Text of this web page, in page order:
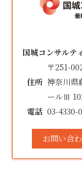
国城コンサルテ
住所
〒251-
神奈川県
ールⅢ
電話 03-4330-
お問い合